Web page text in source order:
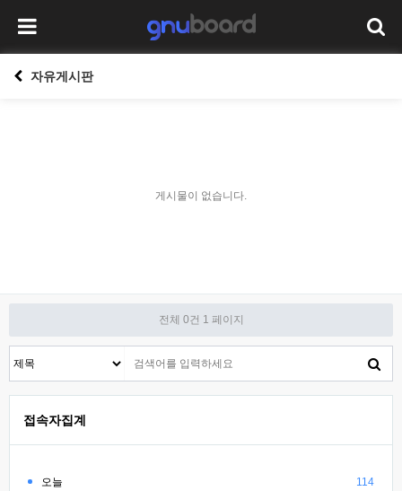
자유게시판
게시물이 없습니다.
전체 0건 1 페이지
접속자집계
오늘 114